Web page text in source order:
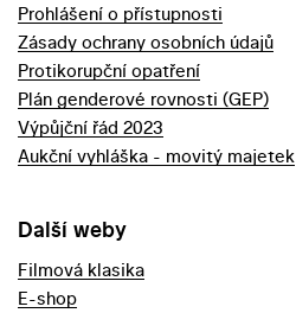
Prohlášení o přístupnosti
Zásady ochrany osobních údajů
Protikorupční opatření
Plán genderové rovnosti (GEP)
Výpůjční řád 2023
Aukční vyhláška - movitý majetek
Další weby
Filmová klasika
E-shop